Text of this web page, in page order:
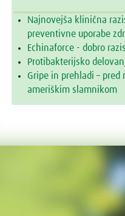
Najnovejša klinična
preventivne uporabe
Echinaforce - dobro
Protibakterijsko
Gripe in prehladi – pred
ameriškim slamnikom